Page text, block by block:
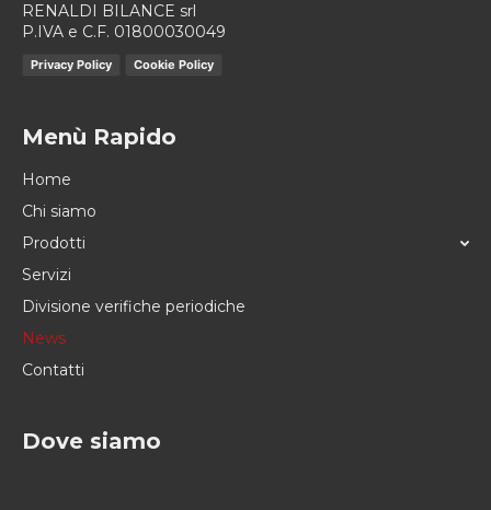
RENALDI BILANCE srl
P.IVA e C.F. 01800030049
Privacy Policy Cookie Policy
Menù Rapido
Home
Chi siamo
Prodotti
Servizi
Divisione verifiche periodiche
News
Contatti
Dove siamo